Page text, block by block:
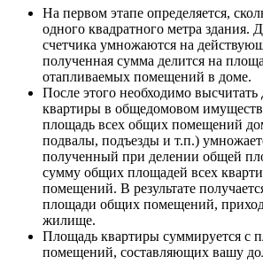
На первом этапе определяется,
одного квадратного метра здания.
счетчика умножаются на
полученная сумма делится на
отапливаемых помещений в доме.
После этого необходимо
квартиры в общедомовом
площадь всех общих помещений
подвалы, подъезды и т.п.)
полученный при делении общей
сумму общих площадей всех
помещений. В результате
площади общих помещений,
жилище.
Площадь квартиры суммируется с
помещений, составляющих вашу